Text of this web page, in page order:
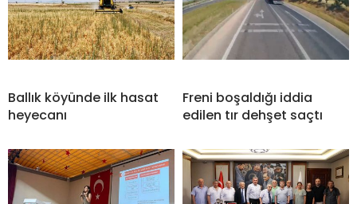
Ballık köyünde ilk hasat
heyecanı
Freni boşaldığı iddia
edilen tır dehşet saçtı